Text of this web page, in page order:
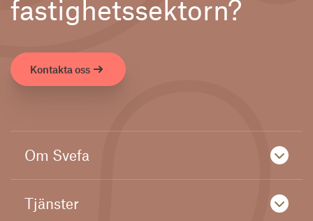
fastighetssektorn?
Kontakta oss
Om Svefa
Tjänster